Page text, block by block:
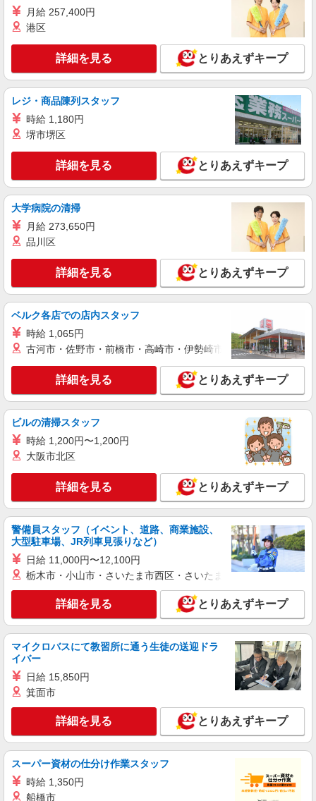
月給 257,400円
港区
詳細を見る とりあえずキープ
レジ・商品陳列スタッフ
時給 1,180円
堺市堺区
詳細を見る とりあえずキープ
大学病院の清掃
月給 273,650円
品川区
詳細を見る とりあえずキープ
ベルク各店での店内スタッフ
時給 1,065円
古河市・佐野市・前橋市・高崎市・伊勢崎市・太田市・館林市
詳細を見る とりあえずキープ
ビルの清掃スタッフ
時給 1,200円〜1,200円
大阪市北区
詳細を見る とりあえずキープ
警備員スタッフ（イベント、道路、商業施設、
大型駐車場、JR列車見張りなど）
日給 11,000円〜12,100円
栃木市・小山市・さいたま市西区・さいたま市岩槻区・久喜市・
詳細を見る とりあえずキープ
マイクロバスにて教習所に通う生徒の送迎ドラ
イバー
日給 15,850円
箕面市
詳細を見る とりあえずキープ
スーパー資材の仕分け作業スタッフ
時給 1,350円
船橋市